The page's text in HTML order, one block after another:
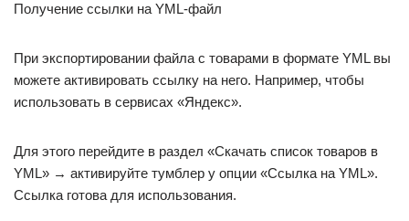
Получение ссылки на YML-файл
При экспортировании файла с товарами в формате YML вы
можете активировать ссылку на него. Например, чтобы
использовать в сервисах «Яндекс».
Для этого перейдите в раздел «Скачать список товаров в
YML» → активируйте тумблер у опции «Ссылка на YML».
Ссылка готова для использования.